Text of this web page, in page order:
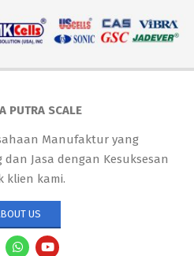
PUTRA SCALE
Manufaktur yang
Jasa dengan Kesuksesan
klien kami.
US